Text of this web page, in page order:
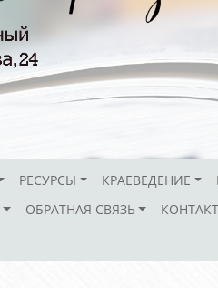
РЕСУРСЫ КРАЕВЕДЕНИЕ
ОБРАТНАЯ СВЯЗЬ